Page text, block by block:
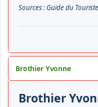
Sources : Guide du
Brothier Yvonne
Brothier